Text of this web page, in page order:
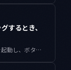
するとき、
Antigravity 2.0 はビルド中に実際の Chrome を起動し、ボタン操作やスクリーンショットで自己修復します。速さは魅力ですが、そのまま本番に出すのは危険です。証跡の残し方と承認境界の引き方を設計します。